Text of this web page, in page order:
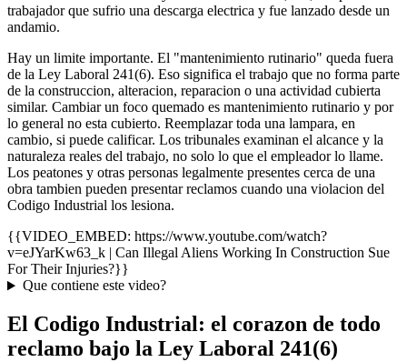
trabajador que sufrio una descarga electrica y fue lanzado desde un
andamio.
Hay un limite importante. El "mantenimiento rutinario" queda fuera
de la Ley Laboral 241(6). Eso significa el trabajo que no forma parte
de la construccion, alteracion, reparacion o una actividad cubierta
similar. Cambiar un foco quemado es mantenimiento rutinario y por
lo general no esta cubierto. Reemplazar toda una lampara, en
cambio, si puede calificar. Los tribunales examinan el alcance y la
naturaleza reales del trabajo, no solo lo que el empleador lo llame.
Los peatones y otras personas legalmente presentes cerca de una
obra tambien pueden presentar reclamos cuando una violacion del
Codigo Industrial los lesiona.
{{VIDEO_EMBED: https://www.youtube.com/watch?
v=eJYarKw63_k | Can Illegal Aliens Working In Construction Sue
For Their Injuries?}}
Que contiene este video?
El Codigo Industrial: el corazon de todo
reclamo bajo la Ley Laboral 241(6)